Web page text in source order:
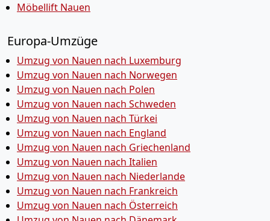
Möbellift Nauen
Europa-Umzüge
Umzug von Nauen nach Luxemburg
Umzug von Nauen nach Norwegen
Umzug von Nauen nach Polen
Umzug von Nauen nach Schweden
Umzug von Nauen nach Türkei
Umzug von Nauen nach England
Umzug von Nauen nach Griechenland
Umzug von Nauen nach Italien
Umzug von Nauen nach Niederlande
Umzug von Nauen nach Frankreich
Umzug von Nauen nach Österreich